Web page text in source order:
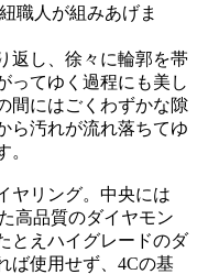
職人が組みあげま
返し、徐々に輪郭を帯
ってゆく過程にも美し
間にはごくわずかな隙
ら汚れが流れ落ちてゆ
。
ヤリング。中央には
高品質のダイヤモン
とえハイグレードのダ
ば使用せず、4Cの基